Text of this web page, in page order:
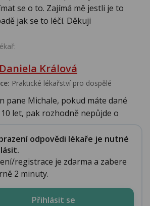
se o to. Zajímá mě jestli je to
jak se to léčí. Děkuji
Králová
Praktické lékařství pro dospělé
pane Michale, pokud máte dané
let, pak rozhodně nepůjde o
odpovědi lékaře je nutné
registrace je zdarma a zabere
2 minuty.
Přihlásit se